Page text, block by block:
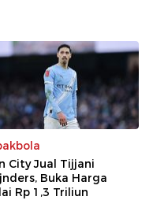
City Jual Tijjani
Buka Harga
Rp 1,3 Triliun